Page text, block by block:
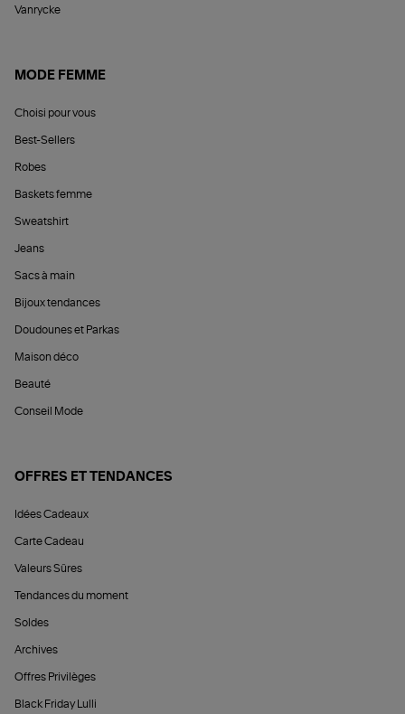
Vanrycke
MODE FEMME
Choisi pour vous
Best-Sellers
Robes
Baskets femme
Sweatshirt
Jeans
Sacs à main
Bijoux tendances
Doudounes et Parkas
Maison déco
Beauté
Conseil Mode
OFFRES ET TENDANCES
Idées Cadeaux
Carte Cadeau
Valeurs Sûres
Tendances du moment
Soldes
Archives
Offres Privilèges
Black Friday Lulli